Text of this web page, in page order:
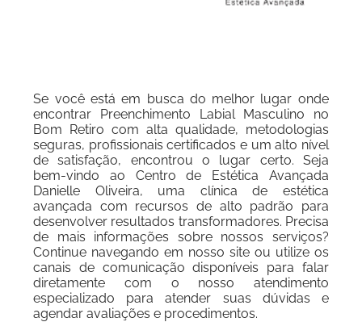
Se você está em busca do melhor lugar onde
encontrar Preenchimento Labial Masculino no
Bom Retiro com alta qualidade, metodologias
seguras, profissionais certificados e um alto nível
de satisfação, encontrou o lugar certo. Seja
bem-vindo ao Centro de Estética Avançada
Danielle Oliveira, uma clínica de estética
avançada com recursos de alto padrão para
desenvolver resultados transformadores. Precisa
de mais informações sobre nossos serviços?
Continue navegando em nosso site ou utilize os
canais de comunicação disponíveis para falar
diretamente com o nosso atendimento
especializado para atender suas dúvidas e
agendar avaliações e procedimentos.